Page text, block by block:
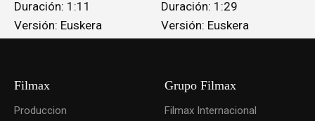
Duración: 1:11
Versión: Euskera
Duración: 1:29
Versión: Euskera
Filmax
Produccion
Grupo Filmax
Filmax Internacional